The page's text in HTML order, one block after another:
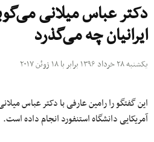
دکتر عباس میلانی
ایرانیان چه می‌گذرد
یکشنبه ۲۸ خرداد ۱۳۹۶ برابر با ۱۸ ژوئن ۲۰۱۷
این گفتگو را رامین عارفی با دکتر عباس
آمریکایی دانشگاه استنفورد انجام داده است.